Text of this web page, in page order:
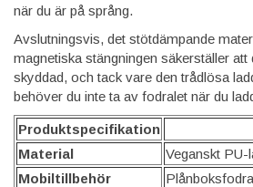
när du är på språng.
Avslutningsvis, det stötdämpande
magnetiska stängningen säkerställer
skyddad, och tack vare den trådlösa
behöver du inte ta av fodralet när du
Produktspecifikation
Material
Veganskt PU-
Mobiltillbehör